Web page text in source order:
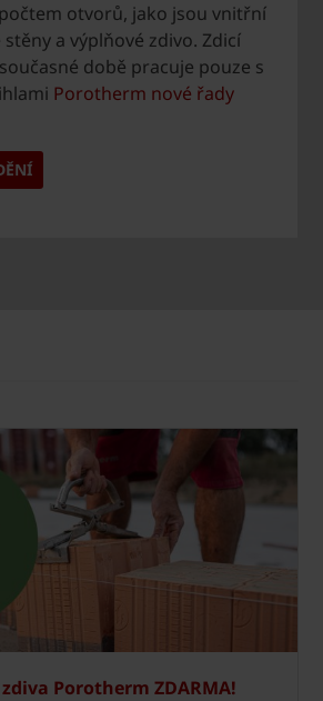
otvorů, jako jsou vnitřní
a výplňové zdivo. Zdicí
době pracuje pouze s
Porotherm nové řady
Porotherm ZDARMA!